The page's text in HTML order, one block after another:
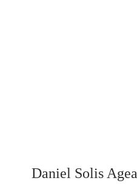
Daniel Solis Agea